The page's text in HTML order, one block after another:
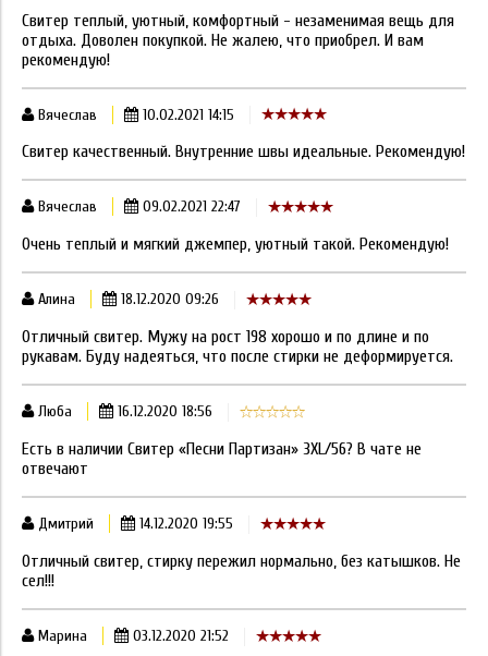
Свитер теплый, уютный, комфортный - незаменимая вещь для
отдыха. Доволен покупкой. Не жалею, что приобрел. И вам
рекомендую!
Вячеслав 10.02.2021 14:15
Свитер качественный. Внутренние швы идеальные. Рекомендую!
Вячеслав 09.02.2021 22:47
Очень теплый и мягкий джемпер, уютный такой. Рекомендую!
Алина 18.12.2020 09:26
Отличный свитер. Мужу на рост 198 хорошо и по длине и по
рукавам. Буду надеяться, что после стирки не деформируется.
Люба 16.12.2020 18:56
Есть в наличии Свитер «Песни Партизан» 3ХL/56? В чате не
отвечают
Дмитрий 14.12.2020 19:55
Отличный свитер, стирку пережил нормально, без катышков. Не
сел!!!
Марина 03.12.2020 21:52